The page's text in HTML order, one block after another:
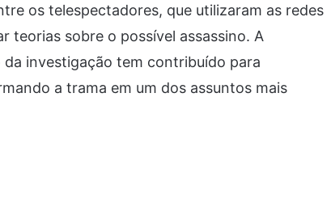
os telespectadores, que utilizaram as redes
teorias sobre o possível assassino. A
investigação tem contribuído para
a trama em um dos assuntos mais